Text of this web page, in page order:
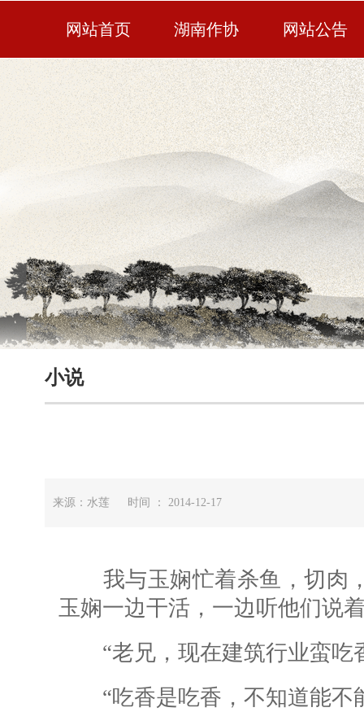
网站首页 湖南作协 网站公告
小说
来源：水莲 时间 ： 2014-12-17
我与玉娴忙着杀鱼，切肉
玉娴一边干活，一边听他们说
“老兄，现在建筑行业蛮吃
“吃香是吃香，不知道能不